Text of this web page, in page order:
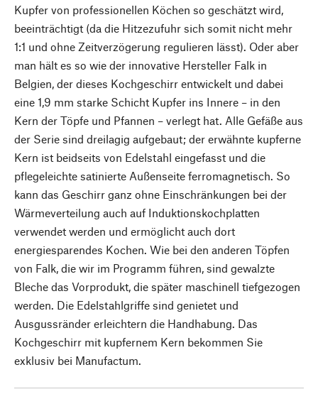
Kupfer von professionellen Köchen so geschätzt wird,
beeinträchtigt (da die Hitzezufuhr sich somit nicht mehr
1:1 und ohne Zeitverzögerung regulieren lässt). Oder aber
man hält es so wie der innovative Hersteller Falk in
Belgien, der dieses Kochgeschirr entwickelt und dabei
eine 1,9 mm starke Schicht Kupfer ins Innere – in den
Kern der Töpfe und Pfannen – verlegt hat. Alle Gefäße aus
der Serie sind dreilagig aufgebaut; der erwähnte kupferne
Kern ist beidseits von Edelstahl eingefasst und die
pflegeleichte satinierte Außenseite ferromagnetisch. So
kann das Geschirr ganz ohne Einschränkungen bei der
Wärmeverteilung auch auf Induktionskochplatten
verwendet werden und ermöglicht auch dort
energiesparendes Kochen. Wie bei den anderen Töpfen
von Falk, die wir im Programm führen, sind gewalzte
Bleche das Vorprodukt, die später maschinell tiefgezogen
werden. Die Edelstahlgriffe sind genietet und
Ausgussränder erleichtern die Handhabung. Das
Kochgeschirr mit kupfernem Kern bekommen Sie
exklusiv bei Manufactum.